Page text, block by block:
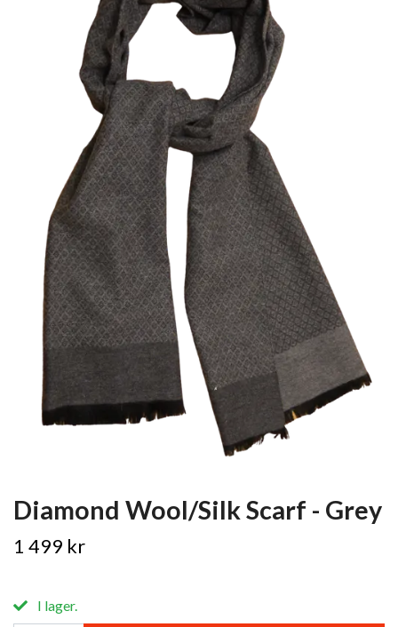
Diamond Wool/Silk Scarf - Grey
1 499 kr
I lager.